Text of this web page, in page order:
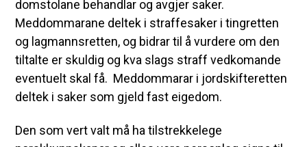
domstolane behandlar og avgjer saker.
Meddommarane deltek i straffesaker i tingretten
og lagmannsretten, og bidrar til å vurdere om den
tiltalte er skuldig og kva slags straff vedkomande
eventuelt skal få. Meddommarar i jordskifteretten
deltek i saker som gjeld fast eigedom.
Den som vert valt må ha tilstrekkelege